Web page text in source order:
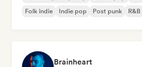
Folk indie
Indie pop Post punk R&B
Brainheart